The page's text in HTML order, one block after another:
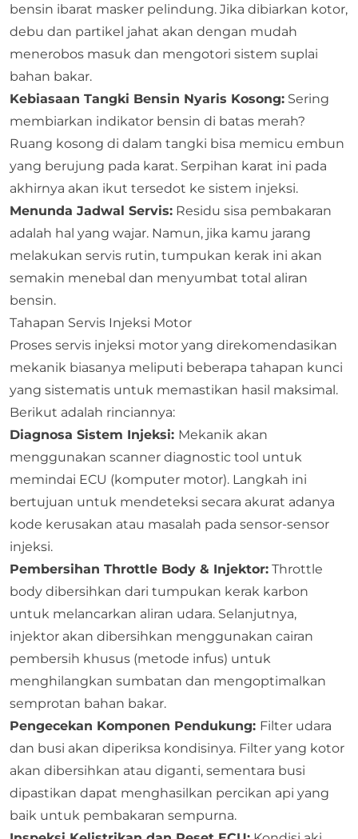
bensin ibarat masker pelindung. Jika dibiarkan kotor,
debu dan partikel jahat akan dengan mudah
menerobos masuk dan mengotori sistem suplai
bahan bakar.
Kebiasaan Tangki Bensin Nyaris Kosong: Sering
membiarkan indikator bensin di batas merah?
Ruang kosong di dalam tangki bisa memicu embun
yang berujung pada karat. Serpihan karat ini pada
akhirnya akan ikut tersedot ke sistem injeksi.
Menunda Jadwal Servis: Residu sisa pembakaran
adalah hal yang wajar. Namun, jika kamu jarang
melakukan servis rutin, tumpukan kerak ini akan
semakin menebal dan menyumbat total aliran
bensin.
Tahapan Servis Injeksi Motor
Proses servis injeksi motor yang direkomendasikan
mekanik biasanya meliputi beberapa tahapan kunci
yang sistematis untuk memastikan hasil maksimal.
Berikut adalah rinciannya:
Diagnosa Sistem Injeksi: Mekanik akan
menggunakan scanner diagnostic tool untuk
memindai ECU (komputer motor). Langkah ini
bertujuan untuk mendeteksi secara akurat adanya
kode kerusakan atau masalah pada sensor-sensor
injeksi.
Pembersihan Throttle Body & Injektor: Throttle
body dibersihkan dari tumpukan kerak karbon
untuk melancarkan aliran udara. Selanjutnya,
injektor akan dibersihkan menggunakan cairan
pembersih khusus (metode infus) untuk
menghilangkan sumbatan dan mengoptimalkan
semprotan bahan bakar.
Pengecekan Komponen Pendukung: Filter udara
dan busi akan diperiksa kondisinya. Filter yang kotor
akan dibersihkan atau diganti, sementara busi
dipastikan dapat menghasilkan percikan api yang
baik untuk pembakaran sempurna.